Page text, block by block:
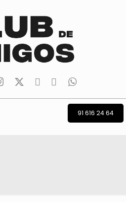
TwitterYoutube
Telegramwhatsapp
91 616 24 64